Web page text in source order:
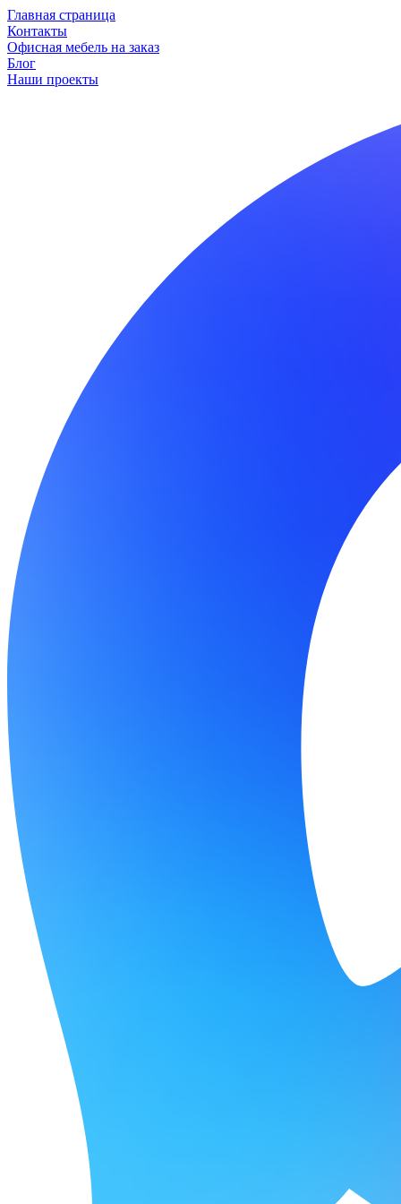
Главная страница
Контакты
Офисная мебель на заказ
Блог
Наши проекты